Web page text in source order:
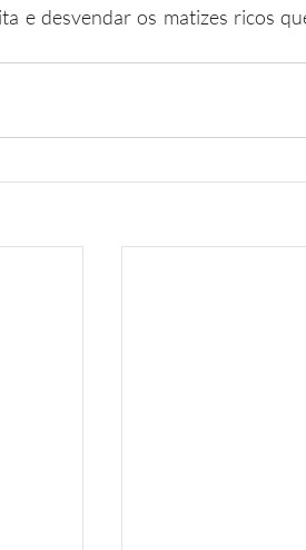
e desvendar os matizes ricos